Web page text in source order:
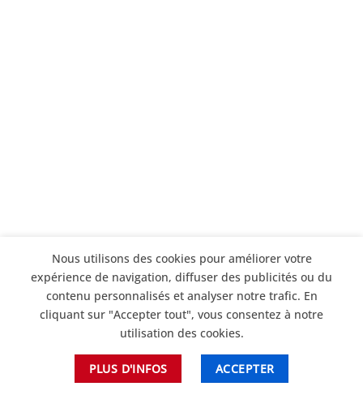
Nous utilisons des cookies pour améliorer votre
expérience de navigation, diffuser des publicités ou du
contenu personnalisés et analyser notre trafic. En
cliquant sur "Accepter tout", vous consentez à notre
utilisation des cookies.
PLUS D'INFOS ACCEPTER